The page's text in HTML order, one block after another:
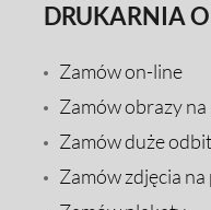
DRUKARNIA
Zamów on-line
Zamów obrazy na
Zamów duże
Zamów zdjęcia